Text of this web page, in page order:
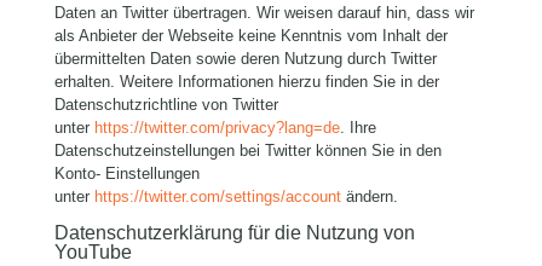
Daten an Twitter übertragen. Wir weisen darauf hin, dass wir
als Anbieter der Webseite keine Kenntnis vom Inhalt der
übermittelten Daten sowie deren Nutzung durch Twitter
erhalten. Weitere Informationen hierzu finden Sie in der
Datenschutzrichtline von Twitter
unter https://twitter.com/privacy?lang=de. Ihre
Datenschutzeinstellungen bei Twitter können Sie in den
Konto- Einstellungen
unter https://twitter.com/settings/accountändern.
Datenschutzerklärung für die Nutzung von
YouTube